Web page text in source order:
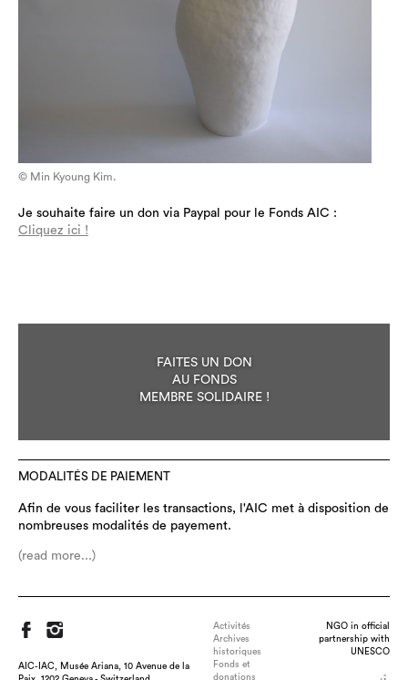
© Min Kyoung Kim.
Je souhaite faire un don via Paypal pour le Fonds AIC :
Cliquez ici !
FAITES UN DON
AU FONDS
MEMBRE SOLIDAIRE !
MODALITÉS DE PAIEMENT
Afin de vous faciliter les transactions, l'AIC met à disposition de
nombreuses modalités de payement.
(read more...)
AIC-IAC, Musée Ariana, 10 Avenue de la
Activités
Archives
historiques
Fonds et
donations
NGO in official
partnership with
UNESCO